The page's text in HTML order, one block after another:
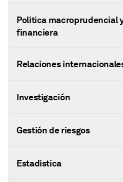
Política macroprudencial
financiera
Relaciones
Investigación
Gestión de riesgos
Estadística